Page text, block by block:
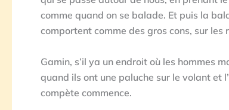
comme quand on se balade. Et puis la
comportent comme des gros cons, sur les
Gamin, s’il ya un endroit où les hommes
quand ils ont une paluche sur le volant et
compète commence.